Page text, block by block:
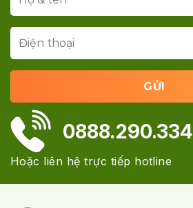
0888.290.334
Hoặc liên hệ trực tiếp hotline